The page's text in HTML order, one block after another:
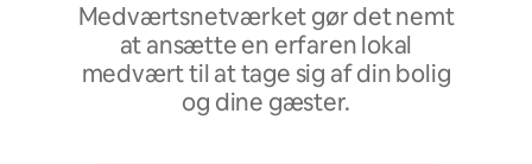
Medværtsnetværket gør det nemt
at ansætte en erfaren lokal
medvært til at tage sig af din bolig
og dine gæster.